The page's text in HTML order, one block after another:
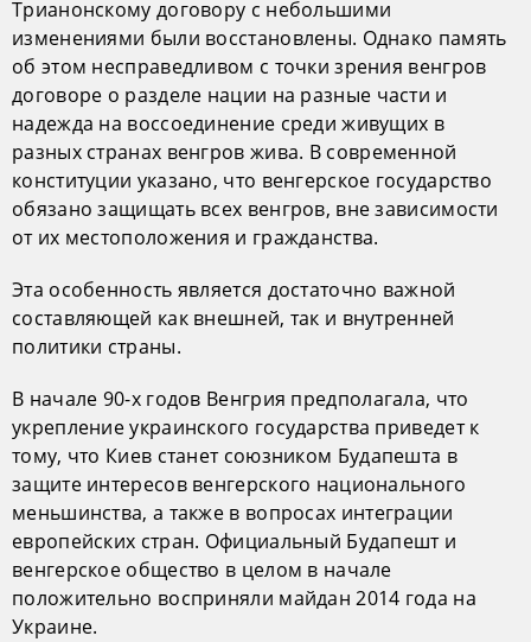
Трианонскому договору с небольшими
изменениями были восстановлены. Однако память
об этом несправедливом с точки зрения венгров
договоре о разделе нации на разные части и
надежда на воссоединение среди живущих в
разных странах венгров жива. В современной
конституции указано, что венгерское государство
обязано защищать всех венгров, вне зависимости
от их местоположения и гражданства.
Эта особенность является достаточно важной
составляющей как внешней, так и внутренней
политики страны.
В начале 90-х годов Венгрия предполагала, что
укрепление украинского государства приведет к
тому, что Киев станет союзником Будапешта в
защите интересов венгерского национального
меньшинства, а также в вопросах интеграции
европейских стран. Официальный Будапешт и
венгерское общество в целом в начале
положительно восприняли майдан 2014 года на
Украине.